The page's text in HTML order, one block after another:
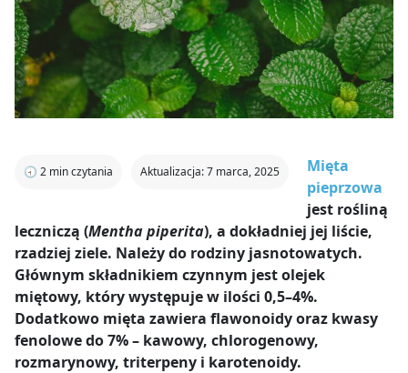
🕣 2 min czytania Aktualizacja: 7 marca, 2025
Mięta
pieprzowa
jest rośliną
leczniczą (Mentha piperita), a dokładniej jej liście,
rzadziej ziele. Należy do rodziny jasnotowatych.
Głównym składnikiem czynnym jest olejek
miętowy, który występuje w ilości 0,5–4%.
Dodatkowo mięta zawiera flawonoidy oraz kwasy
fenolowe do 7% – kawowy, chlorogenowy,
rozmarynowy, triterpeny i karotenoidy.